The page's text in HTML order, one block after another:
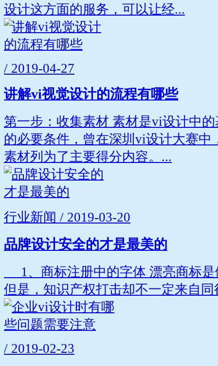
设计这方面的服务，可以让经...
/ 2019-04-27
讲解vi视觉设计的流程有哪些
第一步：收集素材 素材是vi设计中
的必要条件，曾在深圳vi设计大赛
素材列为了主要得分内容。...
行业新闻 / 2019-03-20
品牌设计安全的才是最美的
1、商标注册中的字体 漂亮商标是
但是，知识产权打击却不一定来自
/ 2019-02-23